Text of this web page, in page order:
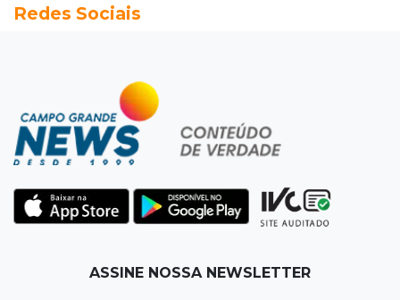
Juiz manda soltar motorista bêbado envolvido
Successione
Preso há quase 1 semana, ex-deputado Neno
Razuk tenta liberdade no STJ
Acrissul atribui queda do rebanho em MS a
ciclo pecuário e uso da terra
Let it Rip
Redes Sociais
ASSINE NOSSA NEWSLETTER